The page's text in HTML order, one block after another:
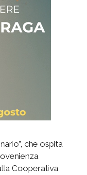
che ospita
Cooperativa